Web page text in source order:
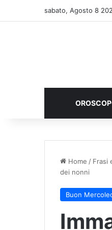
sabato, Agosto 8
Home / Frasi
dei nonni
Buon